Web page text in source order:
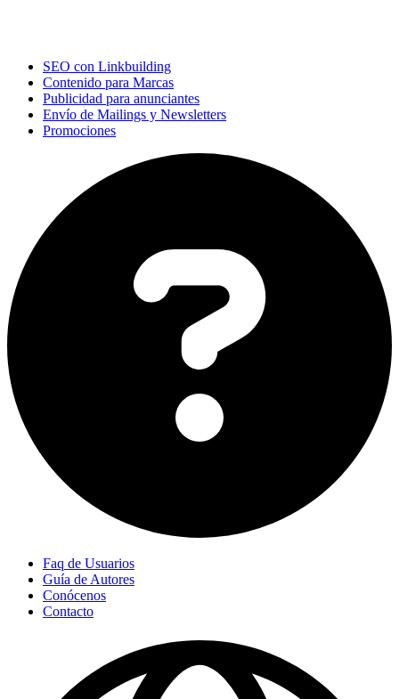
SEO con Linkbuilding
Contenido para Marcas
Publicidad para anunciantes
Envío de Mailings y Newsletters
Promociones
Faq de Usuarios
Guía de Autores
Conócenos
Contacto